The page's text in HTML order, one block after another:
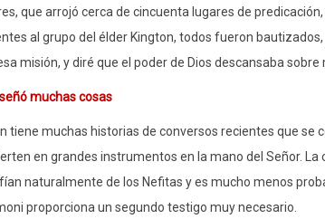
que arrojó cerca de cincuenta lugares de
al grupo del élder Kington, todos fueron
misión, y diré que el poder de Dios descansaba sobre
muchas cosas
tiene muchas historias de conversos recientes que
en grandes instrumentos en la mano del Señor.
naturalmente de los Nefitas y es mucho menos
proporciona un segundo testigo muy necesario.